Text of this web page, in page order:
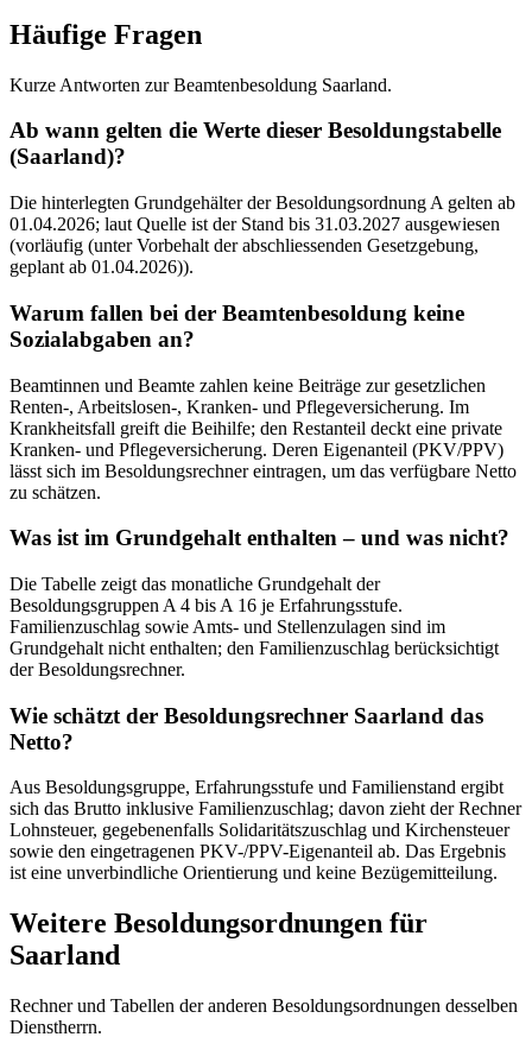
Häufige Fragen
Kurze Antworten zur Beamtenbesoldung Saarland.
Ab wann gelten die Werte dieser Besoldungstabelle
(Saarland)?
Die hinterlegten Grundgehälter der Besoldungsordnung A gelten ab
01.04.2026; laut Quelle ist der Stand bis 31.03.2027 ausgewiesen
(vorläufig (unter Vorbehalt der abschliessenden Gesetzgebung,
geplant ab 01.04.2026)).
Warum fallen bei der Beamtenbesoldung keine
Sozialabgaben an?
Beamtinnen und Beamte zahlen keine Beiträge zur gesetzlichen
Renten-, Arbeitslosen-, Kranken- und Pflegeversicherung. Im
Krankheitsfall greift die Beihilfe; den Restanteil deckt eine private
Kranken- und Pflegeversicherung. Deren Eigenanteil (PKV/PPV)
lässt sich im Besoldungsrechner eintragen, um das verfügbare Netto
zu schätzen.
Was ist im Grundgehalt enthalten – und was nicht?
Die Tabelle zeigt das monatliche Grundgehalt der
Besoldungsgruppen A 4 bis A 16 je Erfahrungsstufe.
Familienzuschlag sowie Amts- und Stellenzulagen sind im
Grundgehalt nicht enthalten; den Familienzuschlag berücksichtigt
der Besoldungsrechner.
Wie schätzt der Besoldungsrechner Saarland das
Netto?
Aus Besoldungsgruppe, Erfahrungsstufe und Familienstand ergibt
sich das Brutto inklusive Familienzuschlag; davon zieht der Rechner
Lohnsteuer, gegebenenfalls Solidaritätszuschlag und Kirchensteuer
sowie den eingetragenen PKV-/PPV-Eigenanteil ab. Das Ergebnis
ist eine unverbindliche Orientierung und keine Bezügemitteilung.
Weitere Besoldungsordnungen für
Saarland
Rechner und Tabellen der anderen Besoldungsordnungen desselben
Dienstherrn.